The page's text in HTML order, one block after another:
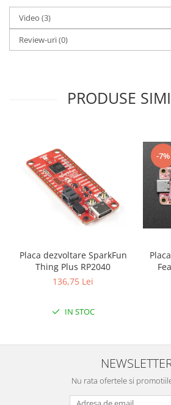
Servo
Stepper
Encoder
Motoreductor plastic
Stepper
Sub-Micro
Sasiu
Servomotoare
Platforme de dezvoltare
Video (3)
Review-uri(0)
PRODUSE
Placa dezvoltare SparkFun
Thing Plus RP2040
136,75 Lei
IN STOC
-7%
Nu rata ofertele si